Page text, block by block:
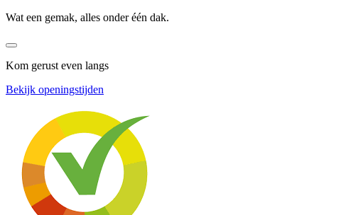
Wat een gemak, alles onder één dak.
Kom gerust even langs
Bekijk openingstijden